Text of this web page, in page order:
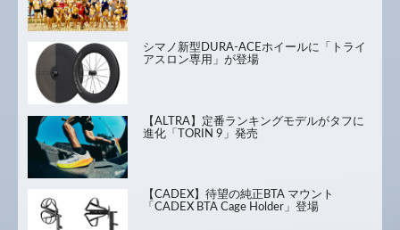
シマノ新型DURA-ACEホイールに「トライ
アスロン専用」が登場
【ALTRA】定番ランキングモデルがタフに
進化「TORIN 9」発売
【CADEX】待望の純正BTA マウント
「CADEX BTA Cage Holder」登場